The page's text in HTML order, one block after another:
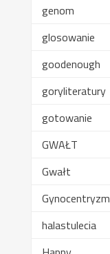
genom
glosowanie
goodenough
goryliteratury
gotowanie
GWAŁT
Gwałt
Gynocentryzm
halastulecia